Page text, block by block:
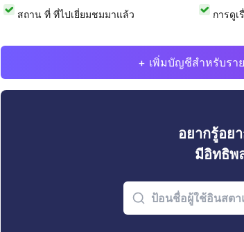
สถาน ที่ ที่ไปเยี่ยมชมมาแล้ว การดู
+ เพิ่มบัญชีสำหรับรา
อยากรู้อย
มีอิทธิพ